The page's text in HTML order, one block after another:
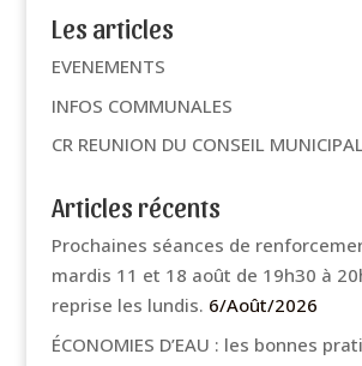
Les articles
EVENEMENTS
INFOS COMMUNALES
CR REUNION DU CONSEIL
Articles récents
Prochaines séances de
mardis 11 et 18 août de 19h30 à
reprise les lundis. 6/Août/2026
ÉCONOMIES D’EAU : les bonnes